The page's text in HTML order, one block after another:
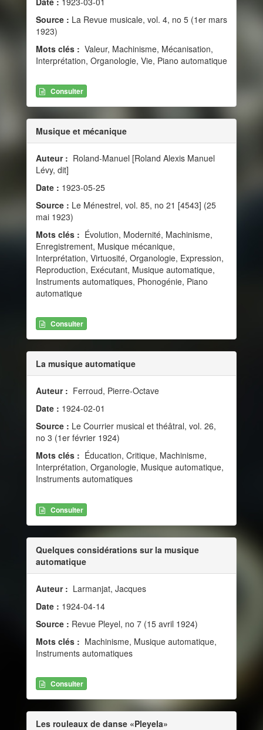
Source : La Revue musicale, vol. 4, no 5 (1er mars
1923)
Mots clés : Valeur, Machinisme, Mécanisation,
Interprétation, Organologie, Vie, Piano automatique
Consulter
Musique et mécanique
Auteur : Roland-Manuel [Roland Alexis Manuel
Lévy, dit]
Date : 1923-05-25
Source : Le Ménestrel, vol. 85, no 21 [4543] (25
mai 1923)
Mots clés : Évolution, Modernité, Machinisme,
Enregistrement, Musique mécanique,
Interprétation, Virtuosité, Organologie, Expression,
Reproduction, Exécutant, Musique automatique,
Instruments automatiques, Phonogénie, Piano
automatique
Consulter
La musique automatique
Auteur : Ferroud, Pierre-Octave
Date : 1924-02-01
Source : Le Courrier musical et théâtral, vol. 26,
no 3 (1er février 1924)
Mots clés : Éducation, Critique, Machinisme,
Interprétation, Organologie, Musique automatique,
Instruments automatiques
Consulter
Quelques considérations sur la musique
automatique
Auteur : Larmanjat, Jacques
Date : 1924-04-14
Source : Revue Pleyel, no 7 (15 avril 1924)
Mots clés : Machinisme, Musique automatique,
Instruments automatiques
Consulter
Les rouleaux de danse «Pleyela»